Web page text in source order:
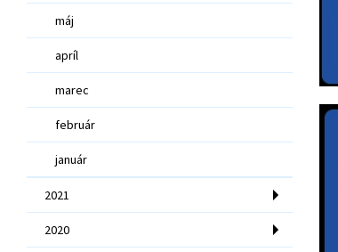
máj
apríl
marec
február
január
2021
2020